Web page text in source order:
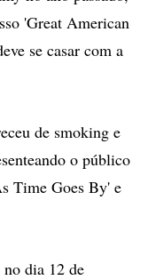
'Great American
se casar com a
de smoking e
o público
Time Goes By' e
dia 12 de